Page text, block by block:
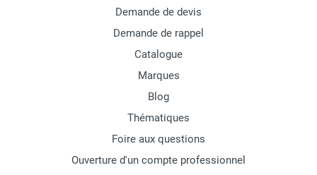
Demande de devis
Demande de rappel
Catalogue
Marques
Blog
Thématiques
Foire aux questions
Ouverture d'un compte professionnel